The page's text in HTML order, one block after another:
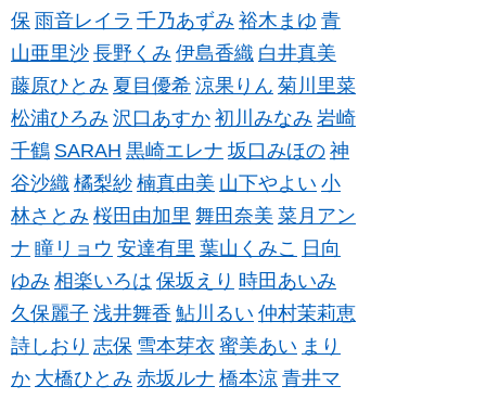
保 雨音レイラ 千乃あずみ 裕木まゆ 青
山亜里沙 長野くみ 伊島香織 白井真美
藤原ひとみ 夏目優希 涼果りん 菊川里菜
松浦ひろみ 沢口あすか 初川みなみ 岩崎
千鶴 SARAH 黒崎エレナ 坂口みほの 神
谷沙織 橘梨紗 楠真由美 山下やよい 小
林さとみ 桜田由加里 舞田奈美 菜月アン
ナ 瞳リョウ 安達有里 葉山くみこ 日向
ゆみ 相楽いろは 保坂えり 時田あいみ
久保麗子 浅井舞香 鮎川るい 仲村茉莉恵
詩しおり 志保 雪本芽衣 蜜美あい まり
か 大橋ひとみ 赤坂ルナ 橋本涼 青井マ